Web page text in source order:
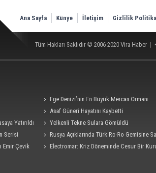
Ana Sayfa Künye İletişim Gizlilik
Tüm Hakları Saklıdır © 2006-2020 Vira Haber |
Ege Denizi’nin En Büyük Mercan Ormanı
Asaf Güneri Hayatını Kaybetti
Yatırıldı Yelkenli Tekne Sulara Gömüldü
Serisi
Rusya Açıklarında Türk Ro-Ro Gemisine
Emir Çevik
Electromar: Kriz Döneminde Cesur Bir